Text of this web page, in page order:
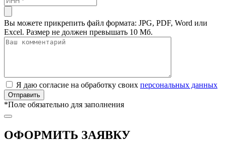
Вы можете прикрепить файл формата: JPG, PDF, Word или
Excel. Размер не должен превышать 10 Мб.
Я даю согласие на обработку своих персональных данных
*Поле обязательно для заполнения
ОФОРМИТЬ ЗАЯВКУ